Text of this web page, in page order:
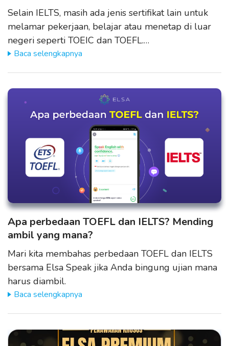
Selain IELTS, masih ada jenis sertifikat lain untuk
melamar pekerjaan, belajar atau menetap di luar
negeri seperti TOEIC dan TOEFL.…
Baca selengkapnya
Apa perbedaan TOEFL dan IELTS? Mending
ambil yang mana?
Mari kita membahas perbedaan TOEFL dan IELTS
bersama Elsa Speak jika Anda bingung ujian mana
harus diambil.
Baca selengkapnya